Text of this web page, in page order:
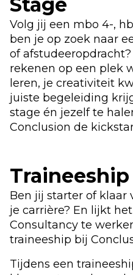
Volg jij een mbo 4-,
ben je op zoek naar
of
rekenen op een plek
leren, je creativiteit
juiste begeleiding
stage én jezelf te
Conclusion de
Traineeship
Ben jij starter of klaar
je carrière? En lijkt
Consultancy te
traineeship bij
Tijdens een